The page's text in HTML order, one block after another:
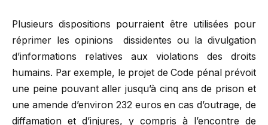
Plusieurs dispositions pourraient être utilisées pour
réprimer les opinions dissidentes ou la divulgation
d’informations relatives aux violations des droits
humains. Par exemple, le projet de Code pénal prévoit
une peine pouvant aller jusqu’à cinq ans de prison et
une amende d’environ 232 euros en cas d’outrage, de
diffamation et d’injures, y compris à l’encontre de